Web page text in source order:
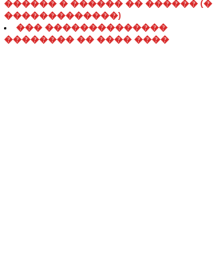
������ � ������ �� ������ (�
�������������)
��� ��������������
�������� �� ���� ����